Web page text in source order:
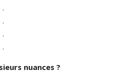
.
.
.
.
nuances ?